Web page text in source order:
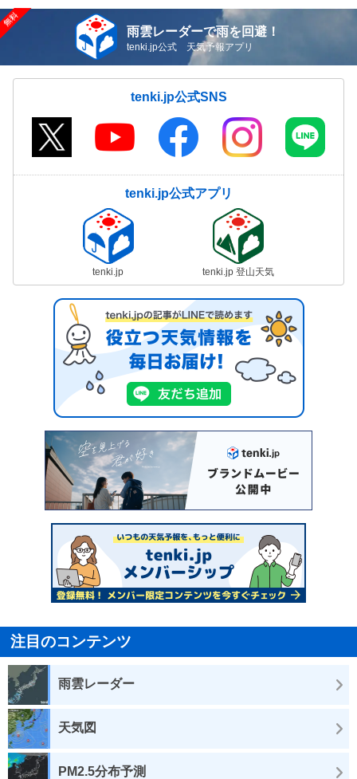
雨雲レーダーで雨を回避！
tenki.jp公式 天気予報アプリ
tenki.jp公式SNS
tenki.jp公式アプリ
tenki.jp tenki.jp 登山天気
注目のコンテンツ
雨雲レーダー
天気図
PM2.5分布予測